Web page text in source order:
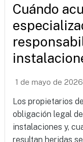
Cuándo
1 de mayo de 2026
Los propietarios
obligación legal
instalaciones y,
resultan heridas